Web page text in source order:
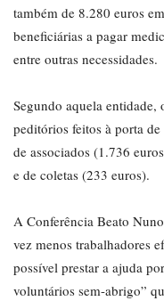
também de 8.280 euros
beneficiárias a pagar
entre outras necessidades.
Segundo aquela
peditórios feitos à porta
de associados (1.736
e de coletas (233 euros).
A Conferência Beato
vez menos trabalhadores
possível prestar a ajuda
voluntários sem-abrigo”